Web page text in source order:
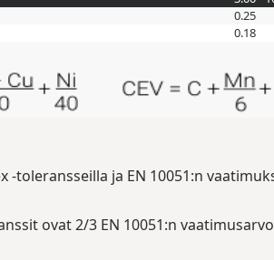
0.25
0.18
-toleransseilla ja EN 10051:n
ovat 2/3 EN 10051:n